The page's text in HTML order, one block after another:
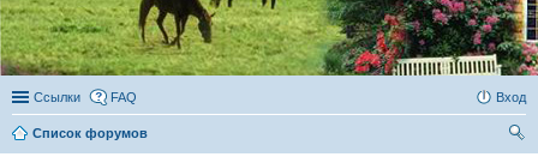
Ссылки FAQ Вход
Список форумов